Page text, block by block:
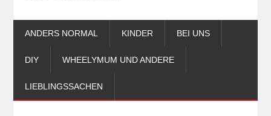
ANDERS NORMAL KINDER BEI UNS
DIY WHEELYMUM UND ANDERE
LIEBLINGSSACHEN